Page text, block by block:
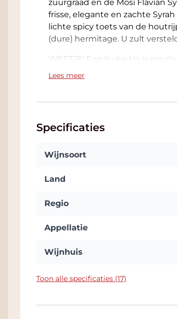
zuurgraad en de Mosi Flavian
frisse, elegante en zachte
lichte spicy toets van de
(dure) hermitage. U zult
WEETJE: Een leuke tip is om
het etiket van deze wijn komt
Lees meer
Specificaties
Wijnsoort
Land
Regio
Appellatie
Wijnhuis
Toon alle specificaties (17)